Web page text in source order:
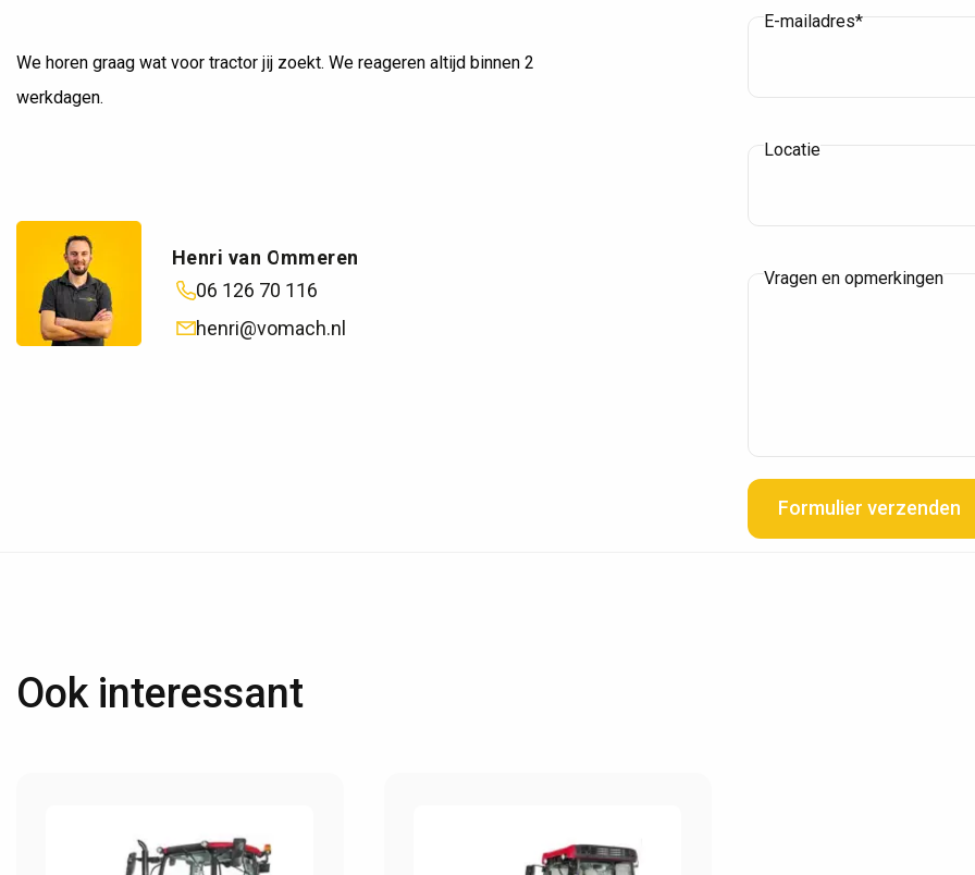
We horen graag wat voor tractor jij zoekt. We reageren altijd binnen 2
werkdagen.
Henri van Ommeren
06 126 70 116
henri@vomach.nl
E-mailadres*
Locatie
Vragen en opmerkingen
Formulier verzenden
Ook interessant